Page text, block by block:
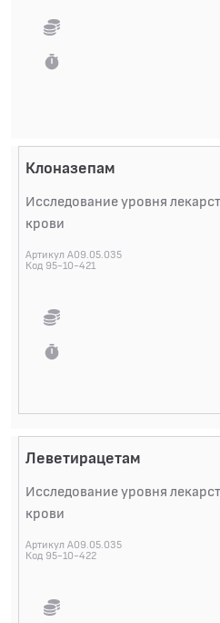
Клоназепам
Исследование уровня
крови
Артикул A09.05.035
Код 95-10-421
Леветирацетам
Исследование уровня
крови
Артикул A09.05.035
Код 95-10-422